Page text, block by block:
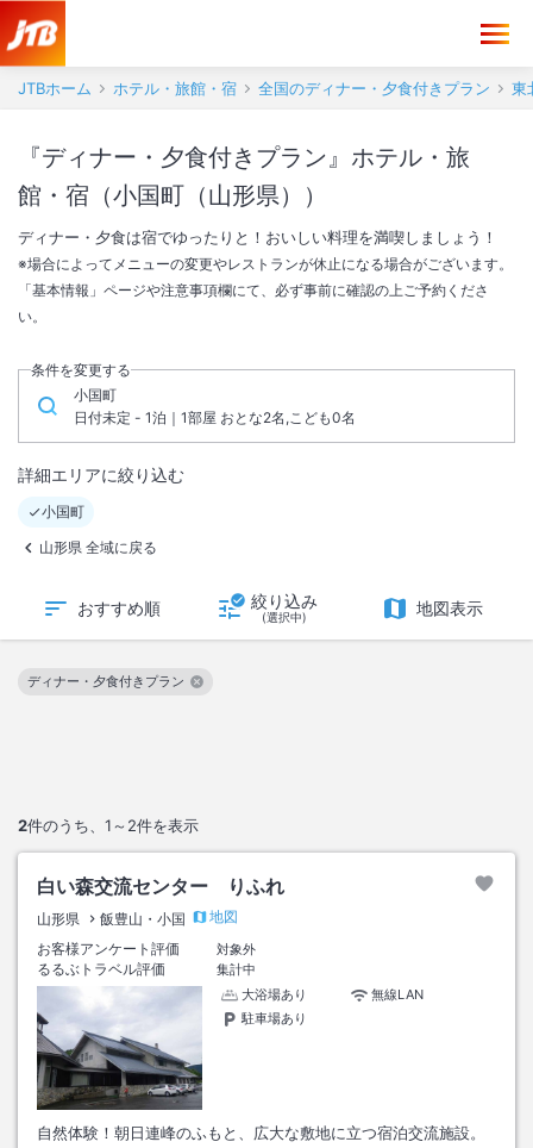
JTBホーム ホテル・旅館・宿 全国のディナー・夕食付きプラン 東
『ディナー・夕食付きプラン』ホテル・旅
館・宿（小国町（山形県））
ディナー・夕食は宿でゆったりと！おいしい料理を満喫しましょう！
※場合によってメニューの変更やレストランが休止になる場合がございます。
「基本情報」ページや注意事項欄にて、必ず事前に確認の上ご予約くださ
い。
条件を変更する
小国町
日付未定 - 1泊｜1部屋 おとな2名,こども0名
詳細エリアに絞り込む
小国町
山形県 全域に戻る
おすすめ順 絞り込み
(選択中) 地図表示
2件のうち、 1～2件を表示
ディナー・夕食付きプラン
この絞り込み条件を解除
白い森交流センター りふれ
山形県 飯豊山・小国
地図
お客様アンケート評価
対象外
るるぶトラベル評価
集計中
大浴場あり
無線LAN
駐車場あり
自然体験！朝日連峰のふもと、広大な敷地に立つ宿泊交流施設。